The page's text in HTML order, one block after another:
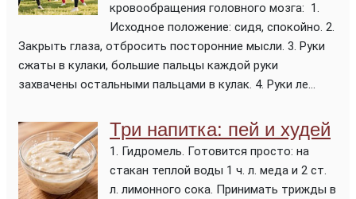
кровообращения головного мозга: 1.
Исходное положение: сидя, спокойно. 2.
Закрыть глаза, отбросить посторонние мысли. 3. Руки
сжаты в кулаки, большие пальцы каждой руки
захвачены остальными пальцами в кулак. 4. Руки ле...
Три напитка: пей и худей
1. Гидромель. Готовится просто: на
стакан теплой воды 1 ч. л. меда и 2 ст.
л. лимонного сока. Принимать трижды в